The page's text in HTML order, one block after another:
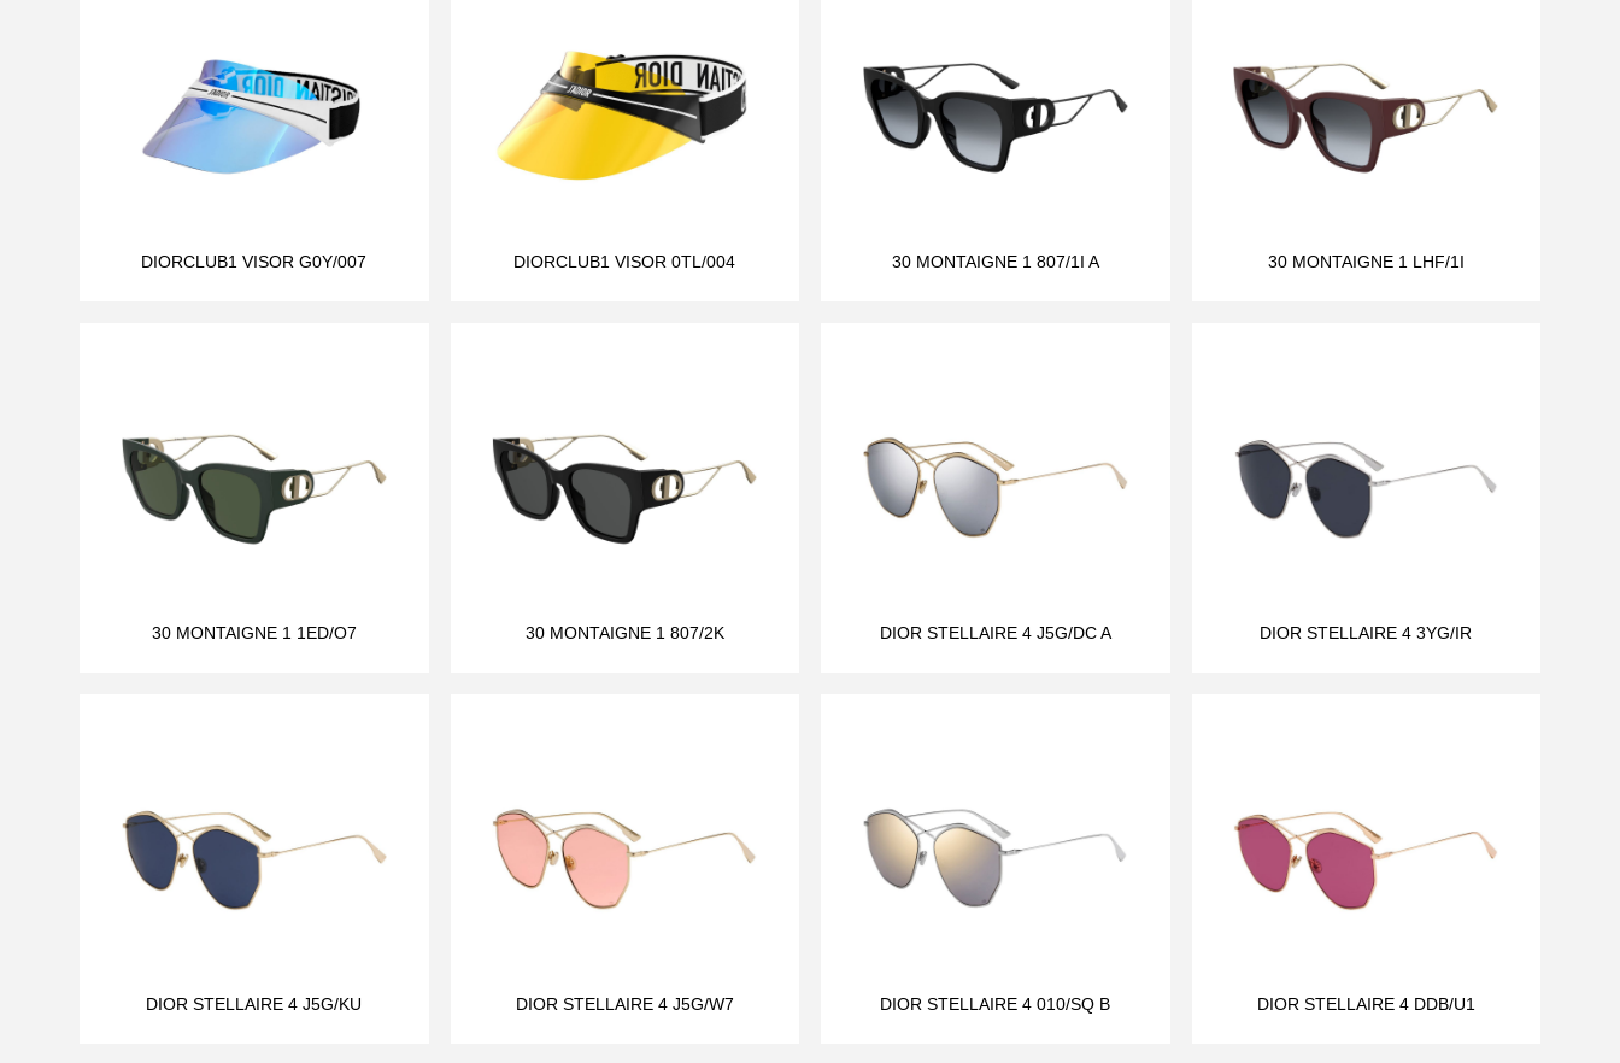
DIORCLUB1 VISOR G0Y/007 DIORCLUB1 VISOR 0TL/004 30 MONTAIGNE 1 807/1I A 30 MONTAIGNE 1 LHF/1I
30 MONTAIGNE 1 1ED/O7 30 MONTAIGNE 1 807/2K DIOR STELLAIRE 4 J5G/DC A DIOR STELLAIRE 4 3YG/IR
DIOR STELLAIRE 4 J5G/KU DIOR STELLAIRE 4 J5G/W7 DIOR STELLAIRE 4 010/SQ B DIOR STELLAIRE 4 DDB/U1